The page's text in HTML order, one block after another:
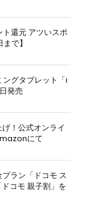
還元 アツいスポ
で】
ングタブレット「i
発売
！公式オンライ
にて
ラン「ドコモ ス
コモ 親子割」を